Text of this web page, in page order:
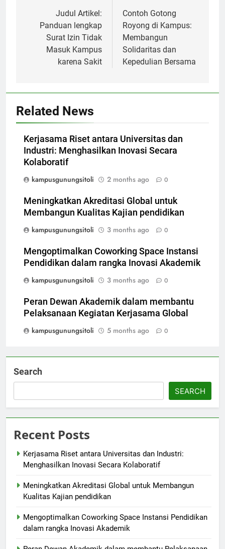
navigation
Judul Artikel:
Panduan lengkap
Surat Izin Tidak
Masuk Kampus
karena Sakit
Contoh Gotong
Royong di Kampus:
Membangun
Solidaritas dan
Kepedulian Bersama
Related News
Kerjasama Riset antara Universitas dan
Industri: Menghasilkan Inovasi Secara
Kolaboratif
kampusgunungsitoli
2 months ago 0
Meningkatkan Akreditasi Global untuk
Membangun Kualitas Kajian pendidikan
kampusgunungsitoli
3 months ago 0
Mengoptimalkan Coworking Space Instansi
Pendidikan dalam rangka Inovasi Akademik
kampusgunungsitoli
3 months ago 0
Peran Dewan Akademik dalam membantu
Pelaksanaan Kegiatan Kerjasama Global
kampusgunungsitoli
5 months ago 0
Search
SEARCH
Recent Posts
Kerjasama Riset antara Universitas dan Industri:
Menghasilkan Inovasi Secara Kolaboratif
Meningkatkan Akreditasi Global untuk Membangun
Kualitas Kajian pendidikan
Mengoptimalkan Coworking Space Instansi Pendidikan
dalam rangka Inovasi Akademik